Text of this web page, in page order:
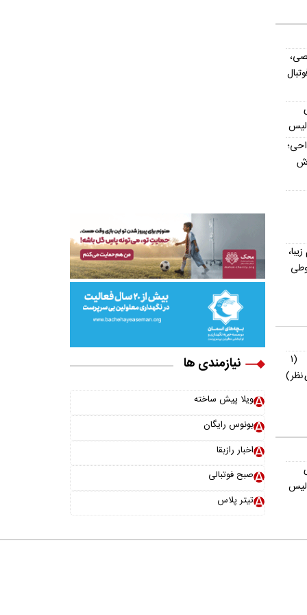
از ۳۰۰ اسم زیبا،
(۱
نظر)
نیازمندی ها
ویلا پیش ساخته
بونوس رایگان
اخبار رازبقا
صبح فوتبالی
تیتر پلاس